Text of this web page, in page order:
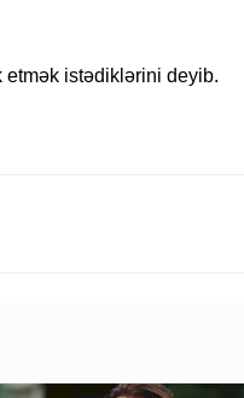
etmək istədiklərini deyib.